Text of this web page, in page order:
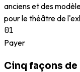
anciens et des
pour le théâtre de
01
Payer
Cinq façons de